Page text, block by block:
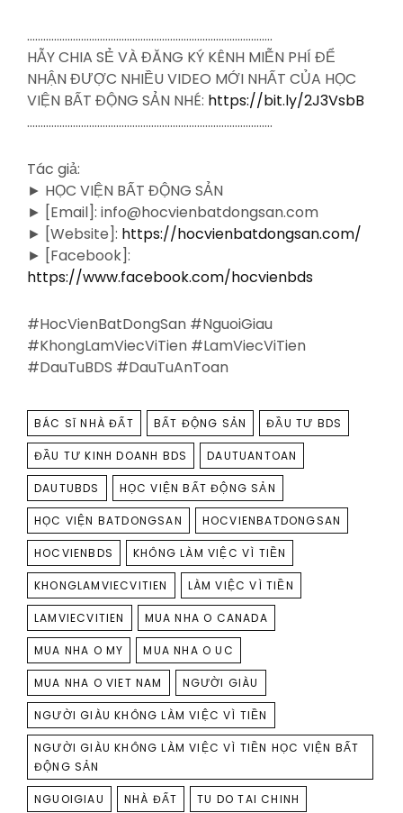
……………………………………………………………………………….
HẪY CHIA SẺ VÀ ĐĂNG KÝ KÊNH MIỄN PHÍ ĐỂ
NHẬN ĐƯỢC NHIỀU VIDEO MỚI NHẤT CỦA HỌC
VIỆN BẤT ĐỘNG SẢN NHÉ: https://bit.ly/2J3VsbB
……………………………………………………………………………….
Tác giả:
► HỌC VIỆN BẤT ĐỘNG SẢN
► [Email]: info@hocvienbatdongsan.com
► [Website]: https://hocvienbatdongsan.com/
► [Facebook]:
https://www.facebook.com/hocvienbds
#HocVienBatDongSan #NguoiGiau
#KhongLamViecViTien #LamViecViTien
#DauTuBDS #DauTuAnToan
TAGS
BÁC SĨ NHÀ ĐẤT BẤT ĐỘNG SẢN ĐẦU TƯ BDS
ĐẦU TƯ KINH DOANH BDS DAUTUANTOAN
DAUTUBDS HỌC VIỆN BẤT ĐỘNG SẢN
HỌC VIỆN BATDONGSAN HOCVIENBATDONGSAN
HOCVIENBDS KHÔNG LÀM VIỆC VÌ TIỀN
KHONGLAMVIECVITIEN LÀM VIỆC VÌ TIỀN
LAMVIECVITIEN MUA NHA O CANADA
MUA NHA O MY MUA NHA O UC
MUA NHA O VIET NAM NGƯỜI GIÀU
NGƯỜI GIÀU KHÔNG LÀM VIỆC VÌ TIỀN
NGƯỜI GIÀU KHÔNG LÀM VIỆC VÌ TIỀN HỌC VIỆN BẤT
ĐỘNG SẢN
NGUOIGIAU NHÀ ĐẤT TU DO TAI CHINH